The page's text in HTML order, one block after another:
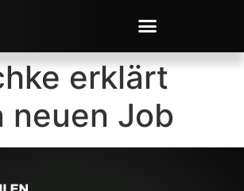
erklärt
neuen Job